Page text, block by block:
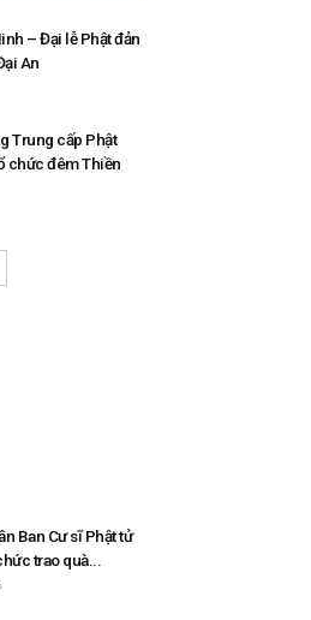
– Đại lễ Phật đản
An
Trung cấp Phật
chức đêm Thiền
Ban Cư sĩ Phật tử
trao quà...